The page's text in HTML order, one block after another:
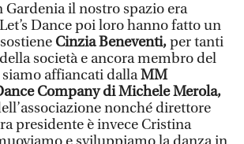
il nostro spazio era
Dance poi loro hanno fatto un
Cinzia Beneventi,per tanti
società e ancora membro del
affiancati dallaMM
Company di Michele Merola,
nonché direttore
presidente è invece Cristina